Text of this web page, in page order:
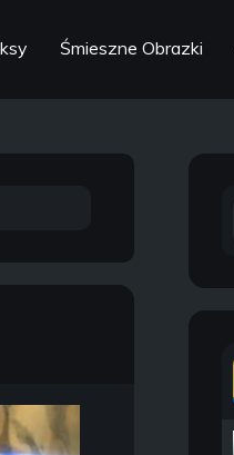
Śmieszne Obrazki